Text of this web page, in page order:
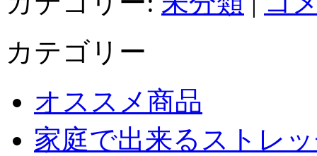
カテゴリー
オススメ商品
家庭で出来るストレ